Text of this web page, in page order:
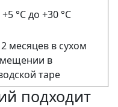
°C до +30 °C
месяцев в сухом
в
таре
подходит